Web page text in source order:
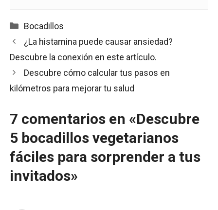
Categorías
Bocadillos
¿La histamina puede causar ansiedad?
Descubre la conexión en este artículo.
Descubre cómo calcular tus pasos en
kilómetros para mejorar tu salud
7 comentarios en «Descubre
5 bocadillos vegetarianos
fáciles para sorprender a tus
invitados»